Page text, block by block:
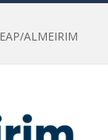
ALMEIRIM